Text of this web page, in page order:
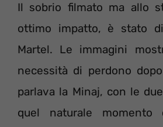
Il sobrio filmato ma allo
ottimo impatto, è stato
Martel. Le immagini
necessità di perdono
parlava la Minaj, con le
quel naturale